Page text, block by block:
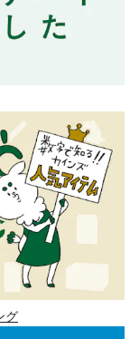
グ